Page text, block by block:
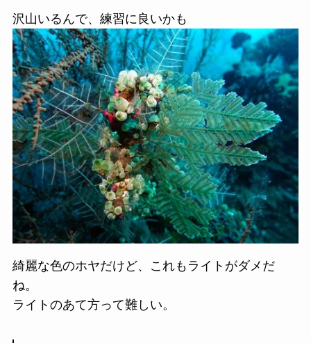
沢山いるんで、練習に良いかも
綺麗な色のホヤだけど、これもライトがダメだ
ね。
ライトのあて方って難しい。